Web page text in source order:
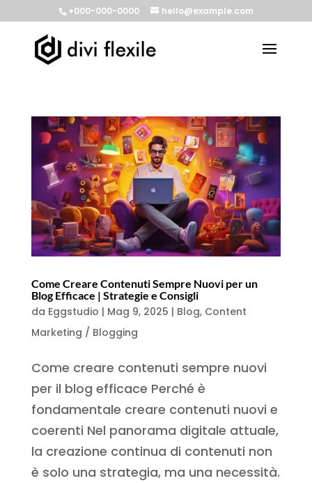
+000-000-0000 hello@example.com
Come Creare Contenuti Sempre Nuovi per un
Blog Efficace | Strategie e Consigli
da Eggstudio | Mag 9, 2025 | Blog, Content
Marketing / Blogging
Come creare contenuti sempre nuovi
per il blog efficace Perché è
fondamentale creare contenuti nuovi e
coerenti Nel panorama digitale attuale,
la creazione continua di contenuti non
è solo una strategia, ma una necessità.